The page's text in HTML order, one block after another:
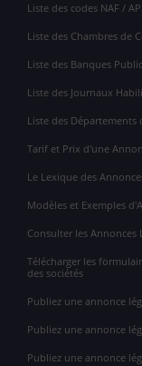
Liste des codes NAF /
Liste des Chambres de
Liste des Banques
Liste des Journaux
Liste des
Tarif et Prix d'une
Le Lexique des
Modèles et Exemples
Consulter les Annonces
Télécharger les
des sociétés
Publiez une annonce
Publiez une annonce
Publiez une annonce